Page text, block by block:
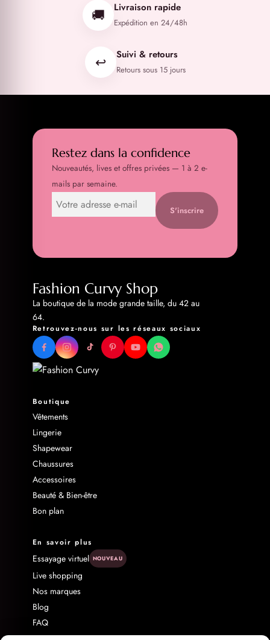
🚚 Livraison rapide
Expédition en 24/48h
↩️ Suivi & retours
Retours sous 15 jours
Restez dans la confidence
Nouveautés, lives et offres privées — 1 à 2 e-
mails par semaine.
S'inscrire
Fashion Curvy Shop
La boutique de la mode grande taille, du 42 au
64.
Retrouvez-nous sur les réseaux sociaux
Boutique
Vêtements
Lingerie
Shapewear
Chaussures
Accessoires
Beauté & Bien-être
Bon plan
En savoir plus
Essayage virtuel NOUVEAU
Live shopping
Nos marques
Blog
FAQ